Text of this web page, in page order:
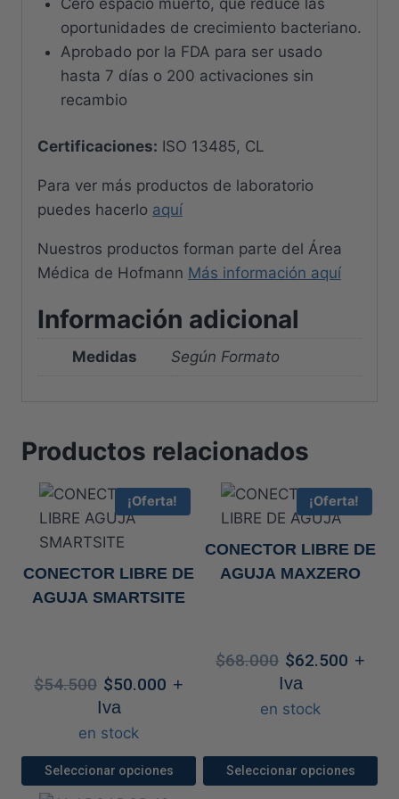
oportunidades de crecimiento bacteriano.
Aprobado por la FDA para ser usado
hasta 7 días o 200 activaciones sin
recambio
Certificaciones: ISO 13485, CL
Para ver más productos de laboratorio
puedes hacerlo aquí
Nuestros productos forman parte del Área
Médica de Hofmann Más información aquí
Información adicional
Medidas Según Formato
Productos relacionados
¡Oferta!
CONECTOR LIBRE DE
AGUJA SMARTSITE
$54.500 El
precio
original
era:
$54.500.
$50.000 El
es:
$50.000.
+
Iva
en stock
Seleccionar opciones
¡Oferta!
CONECTOR LIBRE DE
AGUJA MAXZERO
$68.000 El
precio
original
$68.000.
$62.500 El
+
Iva
en stock
Seleccionar opciones